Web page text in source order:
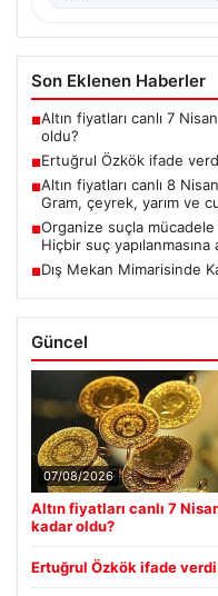
Son Eklenen Haberler
■Altın fiyatları canlı 7
oldu?
■Ertuğrul Özkök ifade
■Altın fiyatları canlı 8
Gram, çeyrek, yarım ve
■Organize suçla mücadele
Hiçbir suç yapılanmasına
■Dış Mekan Mimarisinde
Güncel
07/08/2026
Altın fiyatları canlı 7
kadar oldu?
Ertuğrul Özkök ifade